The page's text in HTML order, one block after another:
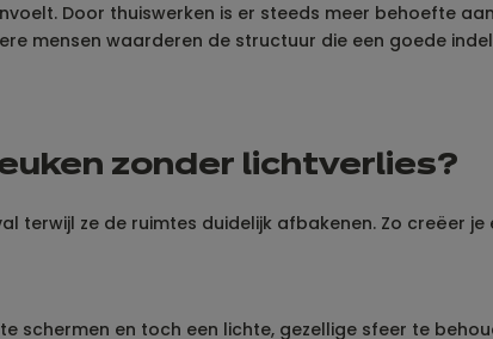
Door thuiswerken is er steeds meer behoefte
mensen waarderen de structuur die een goede
zonder lichtverlies?
terwijl ze de ruimtes duidelijk afbakenen. Zo creëer
schermen en toch een lichte, gezellige sfeer te